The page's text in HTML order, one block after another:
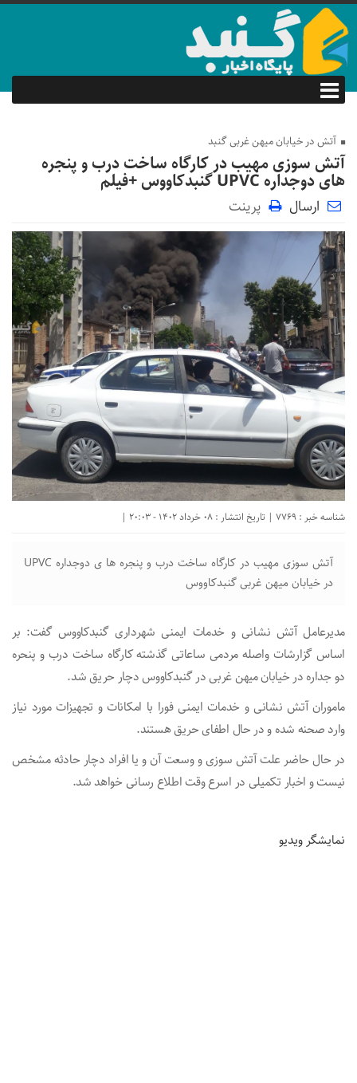
آتش در خیابان میهن غربی گنبد
آتش سوزی مهیب در کارگاه ساخت درب و پنجره
های دوجداره UPVC گنبدکاووس +فیلم
ارسال پرینت
شناسه خبر : 7769 | تاریخ انتشار : 08 خرداد 1402 - 20:03 |
آتش سوزی مهیب در کارگاه ساخت درب و پنجره ها ی دوجداره UPVC
در خیابان میهن غربی گنبدکاووس
مدیرعامل آتش نشانی و خدمات ایمنی شهرداری گنبدکاووس گفت: بر
اساس گزارشات واصله مردمی ساعاتی گذشته کارگاه ساخت درب و پنحره
دو جداره در خیابان میهن غربی در گنبدکاووس دچار حریق شد.
ماموران آتش نشانی و خدمات ایمنی فورا با امکانات و تجهیزات مورد نیاز
وارد صحنه شده و در حال اطفای حریق هستند.
در حال حاضر علت آتش سوزی و وسعت آن و یا افراد دچار حادثه مشخص
نیست و اخبار تکمیلی در اسرع وقت اطلاع رسانی خواهد شد.
نمایشگر ویدیو